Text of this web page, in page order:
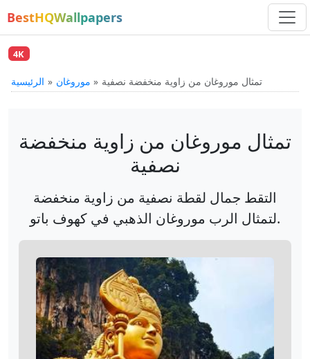
BestHQWallpapers
4K
الرئيسية موروغان تمثال موروغان من زاوية منخفضة نصفية
تمثال موروغان من زاوية منخفضة
نصفية
التقط جمال لقطة نصفية من زاوية منخفضة
لتمثال الرب موروغان الذهبي في كهوف باتو.